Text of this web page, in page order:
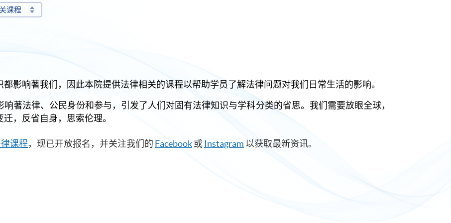
课程
影响著我们，因此本院提供法律相关的课程以帮助学员了解法律问题对我们日常生活的影响。
著法律、公民身份和参与，引发了人们对固有法律知识与学科分类的省思。我们需要放眼全球，
，反省自身，思索伦理。
课程，现已开放报名，并关注我们的 Facebook或Instagram 以获取最新资讯。